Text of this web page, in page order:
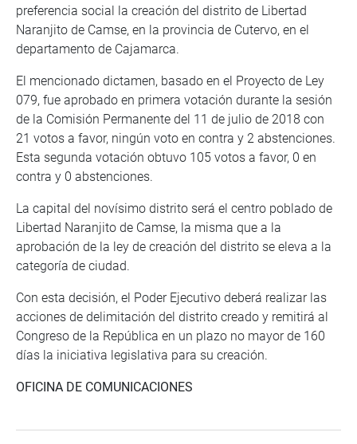
preferencia social la creación del distrito de Libertad
Naranjito de Camse, en la provincia de Cutervo, en el
departamento de Cajamarca.
El mencionado dictamen, basado en el Proyecto de Ley
079, fue aprobado en primera votación durante la sesión
de la Comisión Permanente del 11 de julio de 2018 con
21 votos a favor, ningún voto en contra y 2 abstenciones.
Esta segunda votación obtuvo 105 votos a favor, 0 en
contra y 0 abstenciones.
La capital del novísimo distrito será el centro poblado de
Libertad Naranjito de Camse, la misma que a la
aprobación de la ley de creación del distrito se eleva a la
categoría de ciudad.
Con esta decisión, el Poder Ejecutivo deberá realizar las
acciones de delimitación del distrito creado y remitirá al
Congreso de la República en un plazo no mayor de 160
días la iniciativa legislativa para su creación.
OFICINA DE COMUNICACIONES